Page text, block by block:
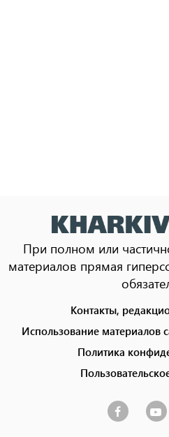
При полном или
материалов прямая
menu
Контакты,
Использование материалов
Политика